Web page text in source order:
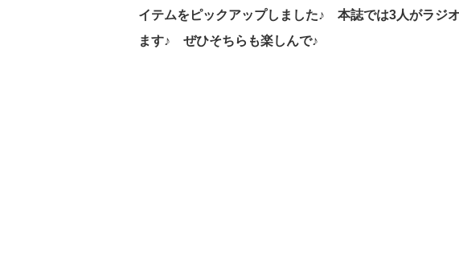
イテムをピックアップしました♪ 本誌では3人がラジ
ます♪ ぜひそちらも楽しんで♪